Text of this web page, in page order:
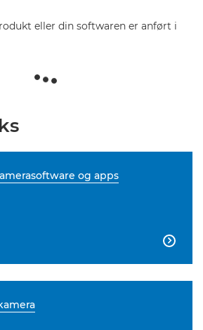
eller din softwaren er anført i
og apps
